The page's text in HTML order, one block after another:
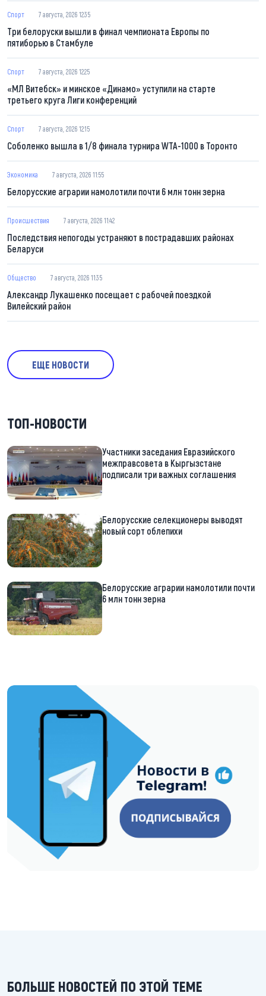
Спорт 7 августа, 2026 12:35
Три белоруски вышли в финал чемпионата Европы по
пятиборью в Стамбуле
Спорт 7 августа, 2026 12:25
«МЛ Витебск» и минское «Динамо» уступили на старте
третьего круга Лиги конференций
Спорт 7 августа, 2026 12:15
Соболенко вышла в 1/8 финала турнира WTA-1000 в Торонто
Экономика 7 августа, 2026 11:55
Белорусские аграрии намолотили почти 6 млн тонн зерна
Происшествия 7 августа, 2026 11:42
Последствия непогоды устраняют в пострадавших районах
Беларуси
Общество 7 августа, 2026 11:35
Александр Лукашенко посещает с рабочей поездкой
Вилейский район
ЕЩЕ НОВОСТИ
ТОП-НОВОСТИ
Участники заседания Евразийского
межправсовета в Кыргызстане
подписали три важных соглашения
Белорусские селекционеры выводят
новый сорт облепихи
Белорусские аграрии намолотили почти
6 млн тонн зерна
https://t.me/minskctvby
БОЛЬШЕ НОВОСТЕЙ ПО ЭТОЙ ТЕМЕ